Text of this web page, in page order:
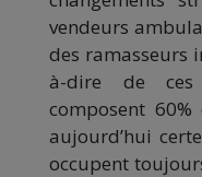
vendeurs
des ramasseurs
à-dire de ces
composent
aujourd’hui
occupent